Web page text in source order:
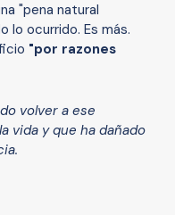
"pena natural
lo ocurrido. Es más.
"por razones
volver a ese
vida y que ha dañado